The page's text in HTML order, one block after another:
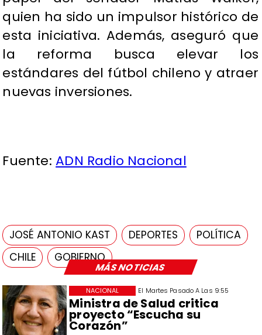
MÁS NOTICIAS
El Martes Pasado A Las 9:55
Ministra de Salud critica
proyecto “Escucha su
Corazón”
NACIONAL
quien ha sido un impulsor histórico de
esta iniciativa. Además, aseguró que
la reforma busca elevar los
estándares del fútbol chileno y atraer
nuevas inversiones.
Fuente:ADN Radio Nacional
JOSÉ ANTONIO KAST DEPORTES
POLÍTICA
CHILE
GOBIERNO